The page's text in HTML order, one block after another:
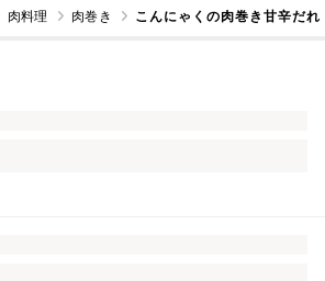
肉料理 肉巻き こんにゃくの肉巻き甘辛だれ